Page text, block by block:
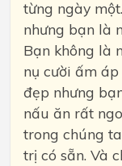
từng ngày
nhưng bạn là
Bạn không là
nụ cười ấm
đẹp nhưng
nấu ăn rất
trong chúng
trị có sẵn. Và